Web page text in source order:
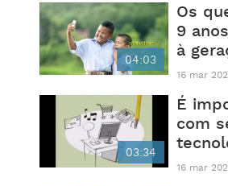
04:03
Os
9
à
16 mar
03:34
É
com
16 mar